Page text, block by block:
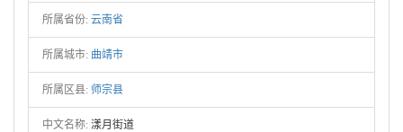
所属省份: 云南省
所属城市: 曲靖市
所属区县: 师宗县
中文名称: 漾月街道